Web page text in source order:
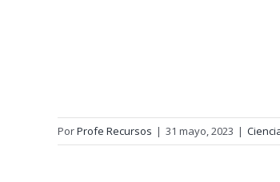
PorProfe Recursos | 31 mayo, 2023 |